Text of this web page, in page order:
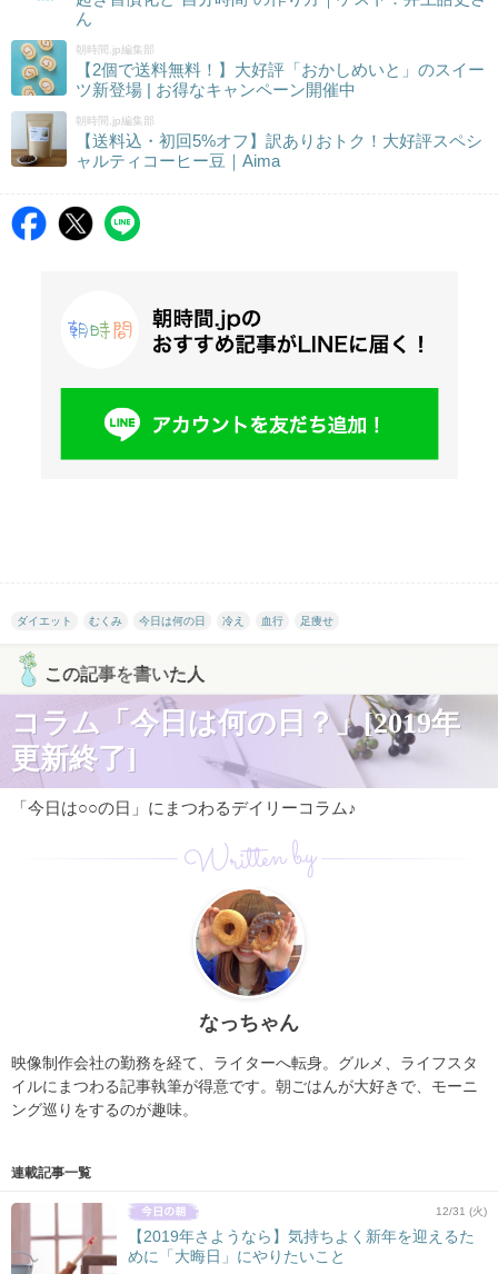
ん
朝時間.jp編集部
【2個で送料無料！】大好評「おかしめいと」のスイー
ツ新登場 | お得なキャンペーン開催中
朝時間.jp編集部
【送料込・初回5%オフ】訳ありおトク！大好評スペシ
ャルティコーヒー豆｜Aima
ダイエット むくみ 今日は何の日 冷え 血行 足痩せ
この記事を書いた人
コラム「今日は何の日？」[2019年
更新終了]
「今日は○○の日」にまつわるデイリーコラム♪
Written by
なっちゃん
映像制作会社の勤務を経て、ライターへ転身。グルメ、ライフスタ
イルにまつわる記事執筆が得意です。朝ごはんが大好きで、モーニ
ング巡りをするのが趣味。
連載記事一覧
12/31 (火)
【2019年さようなら】気持ちよく新年を迎えるた
めに「大晦日」にやりたいこと